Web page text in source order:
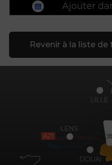
Ajouter
Revenir à la liste